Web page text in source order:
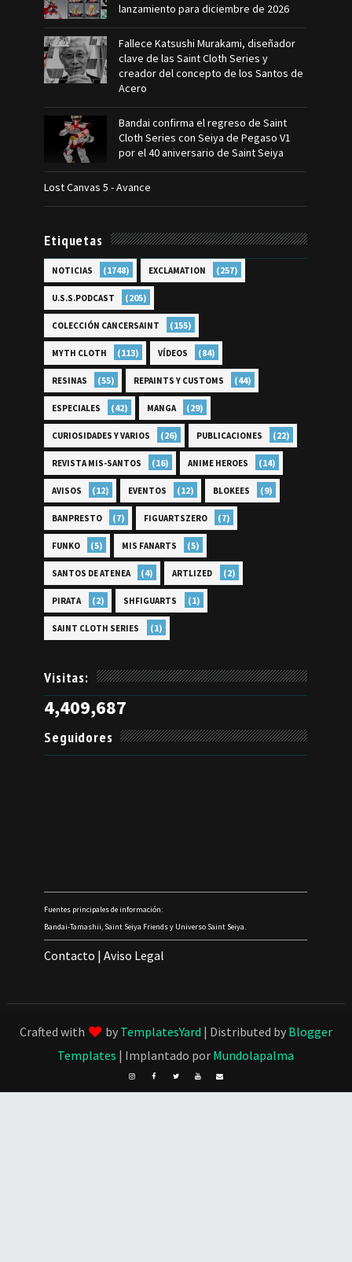
lanzamiento para diciembre de 2026
Fallece Katsushi Murakami, diseñador
clave de las Saint Cloth Series y
creador del concepto de los Santos de
Acero
Bandai confirma el regreso de Saint
Cloth Series con Seiya de Pegaso V1
por el 40 aniversario de Saint Seiya
Lost Canvas 5 - Avance
Etiquetas
NOTICIAS (1748) EXCLAMATION (257)
U.S.S.PODCAST (205)
COLECCIÓN CANCERSAINT (155)
MYTH CLOTH (113) VÍDEOS (84)
RESINAS (55) REPAINTS Y CUSTOMS (44)
ESPECIALES (42) MANGA (29)
CURIOSIDADES Y VARIOS (26) PUBLICACIONES (22)
REVISTA MIS-SANTOS (16) ANIME HEROES (14)
AVISOS (12) EVENTOS (12) BLOKEES (9)
BANPRESTO (7) FIGUARTSZERO (7)
FUNKO (5) MIS FANARTS (5)
SANTOS DE ATENEA (4) ARTLIZED (2)
PIRATA (2) SHFIGUARTS (1)
SAINT CLOTH SERIES (1)
Visitas:
4,409,687
Seguidores
Fuentes principales de información:
Bandai-Tamashii, Saint Seiya Friends y Universo Saint Seiya.
Contacto |Aviso Legal
Crafted with by TemplatesYard | Distributed by Blogger
Templates | Implantado por Mundolapalma